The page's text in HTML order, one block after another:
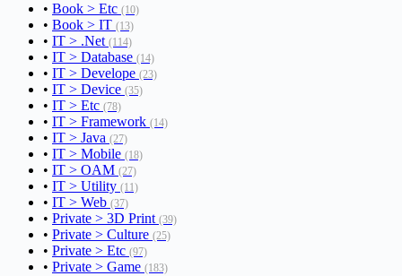
• Book > Etc (10)
• Book > IT (13)
• IT > .Net (114)
• IT > Database (14)
• IT > Develope (23)
• IT > Device (35)
• IT > Etc (78)
• IT > Framework (14)
• IT > Java (27)
• IT > Mobile (18)
• IT > OAM (27)
• IT > Utility (11)
• IT > Web (37)
• Private > 3D Print (39)
• Private > Culture (25)
• Private > Etc (97)
• Private > Game (183)